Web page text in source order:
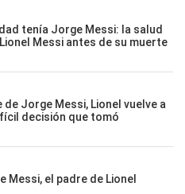
tenía Jorge Messi: la salud
Messi antes de su muerte
de Jorge Messi, Lionel vuelve a
decisión que tomó
Messi, el padre de Lionel